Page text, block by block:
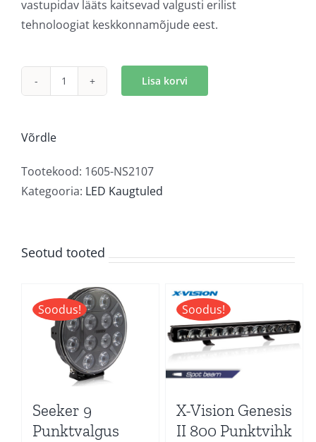
vastupidav lääts kaitsevad valgusti erilist
tehnoloogiat keskkonnamõjude eest.
Optibeam
Lisa korvi
Võrdle
Tootekood: 1605-NS2107
Kategooria: LED Kaugtuled
Seotud tooted
Soodus!
Seeker 9
Punktvalgus
Soodus!
X-Vision Genesis
II 800 Punktvihk